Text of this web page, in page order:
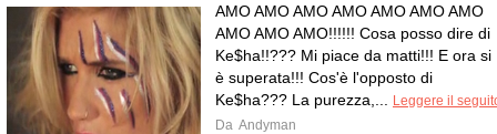
AMO AMO AMO AMO AMO AMO AMO
AMO AMO AMO!!!!!! Cosa posso dire di
Ke$ha!!??? Mi piace da matti!!! E ora si
è superata!!! Cos'è l'opposto di
Ke$ha??? La purezza,...
Leggere il
Da Andyman